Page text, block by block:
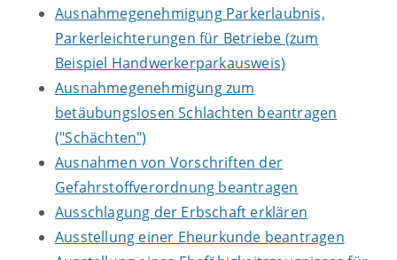
Ausnahmegenehmigung Parkerlaubnis,
Parkerleichterungen für Betriebe (zum
Beispiel Handwerkerparkausweis)
Ausnahmegenehmigung zum
betäubungslosen Schlachten beantragen
("Schächten")
Ausnahmen von Vorschriften der
Gefahrstoffverordnung beantragen
Ausschlagung der Erbschaft erklären
Ausstellung einer Eheurkunde beantragen